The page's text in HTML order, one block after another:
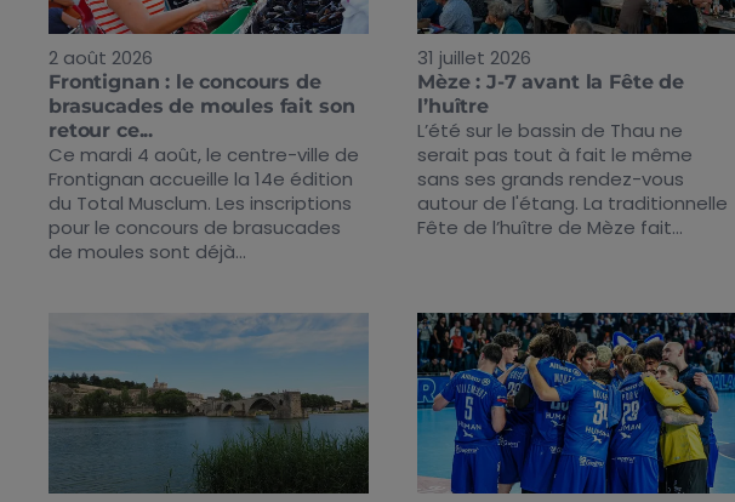
2 août 2026
Frontignan : le concours de
brasucades de moules fait son
retour ce...
Ce mardi 4 août, le centre-ville de
Frontignan accueille la 14e édition
du Total Musclum. Les inscriptions
pour le concours de brasucades
de moules sont déjà...
31 juillet 2026
Mèze : J-7 avant la Fête de
l’huître
L’été sur le bassin de Thau ne
serait pas tout à fait le même
sans ses grands rendez-vous
autour de l'étang. La traditionnelle
Fête de l’huître de Mèze fait...